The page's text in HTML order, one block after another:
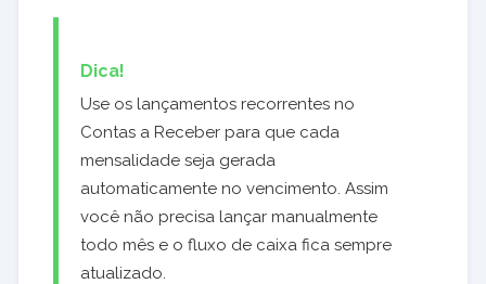
Dica!
Use os lançamentos recorrentes no
Contas a Receber para que cada
mensalidade seja gerada
automaticamente no vencimento. Assim
você não precisa lançar manualmente
todo mês e o fluxo de caixa fica sempre
atualizado.